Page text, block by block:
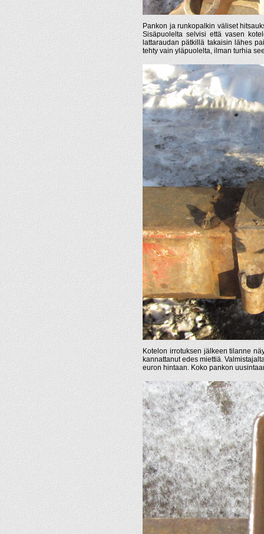
Pankon ja runkopalkin väliset
Sisäpuolelta selvisi että vasen
lattaraudan pätkillä takaisin lähes
tehty vain yläpuolelta, ilman turhia
Kotelon irrotuksen jälkeen tilanne
kannattanut edes miettiä.
euron hintaan. Koko pankon